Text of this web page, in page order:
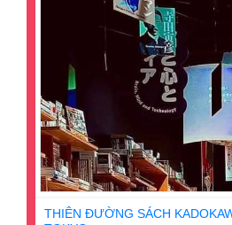
THIÊN ĐƯỜNG SÁCH